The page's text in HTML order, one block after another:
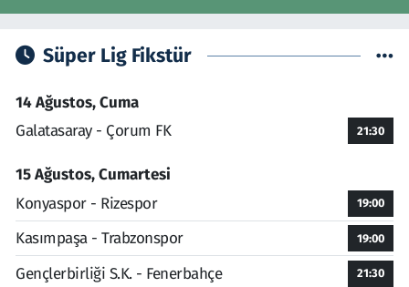
Süper Lig Fikstür
14 Ağustos, Cuma
Galatasaray - Çorum FK
21:30
15 Ağustos, Cumartesi
Konyaspor - Rizespor
19:00
Kasımpaşa - Trabzonspor 19:00
Gençlerbirliği S.K. - Fenerbahçe 21:30